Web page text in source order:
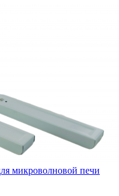
микроволновой печи